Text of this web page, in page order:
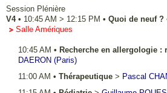
Session Plénière
V4 • 10:45 AM > 12:15 PM • Quoi de neuf ?
Salle Amériques
10:45 AM • Recherche en allergologie :
DAERON (Paris)
11:00 AM • Thérapeutique > Pascal